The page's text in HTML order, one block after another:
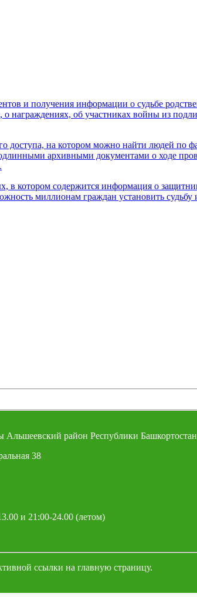
район Республики Башкортостан
38
и 21:00-24.00 (летом)
ссылки на главную страницу.